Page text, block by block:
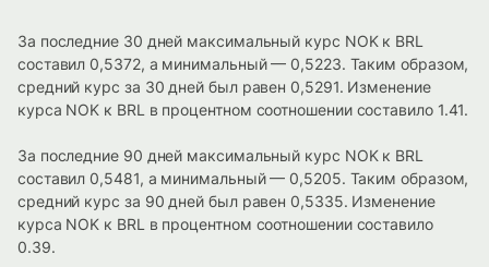
За последние 30 дней максимальный курс NOK к BRL
составил 0,5372, а минимальный — 0,5223. Таким образом,
средний курс за 30 дней был равен 0,5291. Изменение
курса NOK к BRL в процентном соотношении составило 1.41.
За последние 90 дней максимальный курс NOK к BRL
составил 0,5481, а минимальный — 0,5205. Таким образом,
средний курс за 90 дней был равен 0,5335. Изменение
курса NOK к BRL в процентном соотношении составило
0.39.